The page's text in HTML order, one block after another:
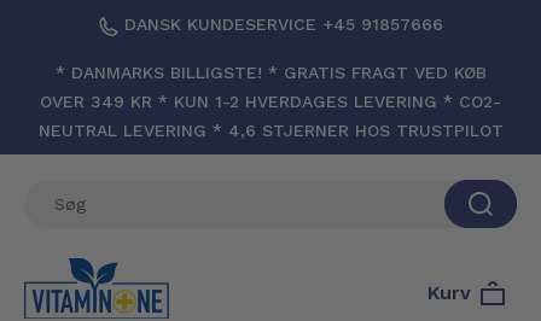
DANSK KUNDESERVICE +45 91857666
* DANMARKS BILLIGSTE! * GRATIS FRAGT VED KØB
OVER 349 KR * KUN 1-2 HVERDAGES LEVERING * CO2-
NEUTRAL LEVERING * 4,6 STJERNER HOS TRUSTPILOT
Kurv